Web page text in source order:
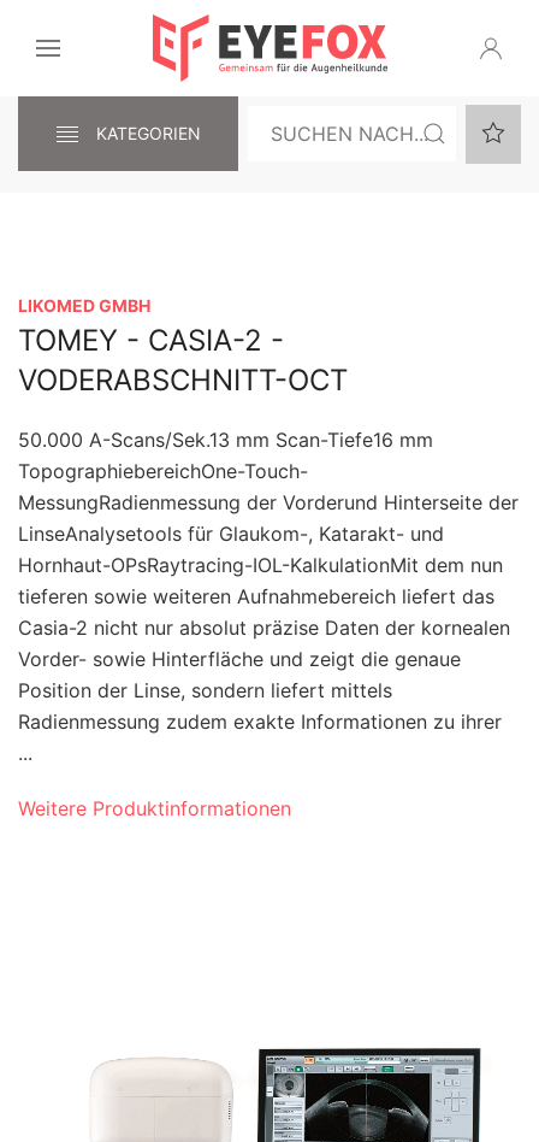
KATEGORIEN
LIKOMED GMBH
TOMEY - CASIA-2 -
VODERABSCHNITT-OCT
50.000 A-Scans/Sek.13 mm Scan-Tiefe16 mm
TopographiebereichOne-Touch-
MessungRadienmessung der Vorderund Hinterseite der
LinseAnalysetools für Glaukom-, Katarakt- und
Hornhaut-OPsRaytracing-IOL-KalkulationMit dem nun
tieferen sowie weiteren Aufnahmebereich liefert das
Casia-2 nicht nur absolut präzise Daten der kornealen
Vorder- sowie Hinterfläche und zeigt die genaue
Position der Linse, sondern liefert mittels
Radienmessung zudem exakte Informationen zu ihrer
...
Weitere Produktinformationen